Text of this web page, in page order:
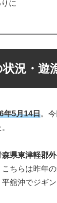
に
状況・遊
年5月14日。
森県東津軽郡
こちらは昨年
舘沖でジギ